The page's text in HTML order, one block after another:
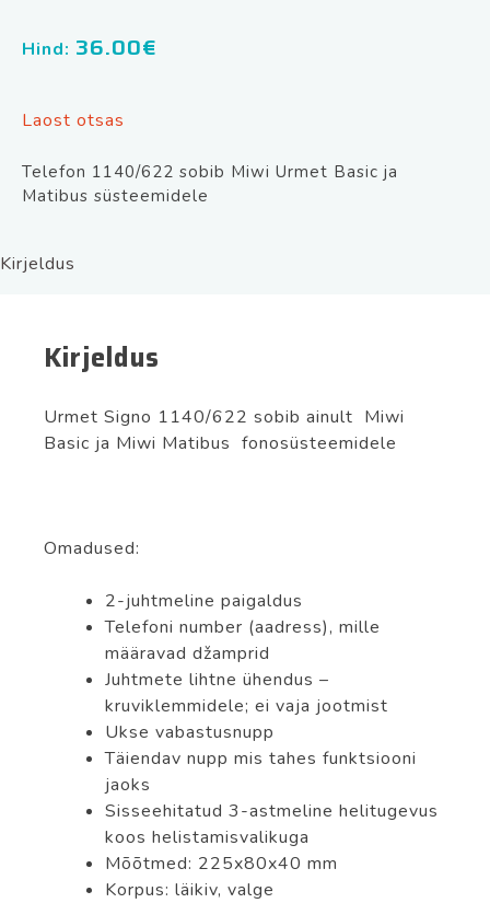
Hind: 36.00€
Laost otsas
Telefon 1140/622 sobib Miwi Urmet Basic ja
Matibus süsteemidele
Kirjeldus
Kirjeldus
Urmet Signo 1140/622 sobib ainult Miwi
Basic ja Miwi Matibus fonosüsteemidele
Omadused:
2-juhtmeline paigaldus
Telefoni number (aadress), mille
määravad džamprid
Juhtmete lihtne ühendus –
kruviklemmidele; ei vaja jootmist
Ukse vabastusnupp
Täiendav nupp mis tahes funktsiooni
jaoks
Sisseehitatud 3-astmeline helitugevus
koos helistamisvalikuga
Mõõtmed: 225x80x40 mm
Korpus: läikiv, valge